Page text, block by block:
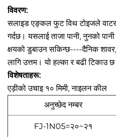
विवरण:
सलाइड एङ्कल फुट विथ टोइजले
गर्दछ। यसलाई ताजा पानी, नुनको
क्षयको डुबाउन सकिन्छ----दैनिक
लागि उत्तम। यो हल्का र बढी टिकाउ
विशेषताहरू:
एड़ीको उचाइ १० मिमी, नाइलन कील
अनुच्छेद नम्बर
FJ-1N05=२०~२१